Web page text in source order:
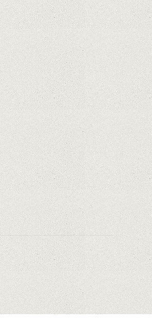
pentru dispozitivele Surface
dezvăluie cum fură și banii
folosind doar cartela SIM
Galaxy S21 Ultra: cel mai bun telefon
pe piață
inclus telefoane premium
în portofoliul său; Cum sunt
de alte platforme similare?